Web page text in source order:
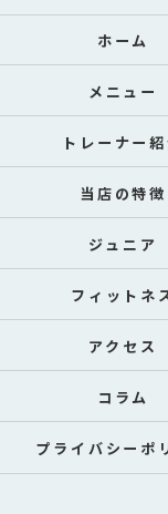
ホーム
メニュー
トレーナー
当店の特徴
ジュニア
フィットネ
アクセス
コラム
プライバシーポ